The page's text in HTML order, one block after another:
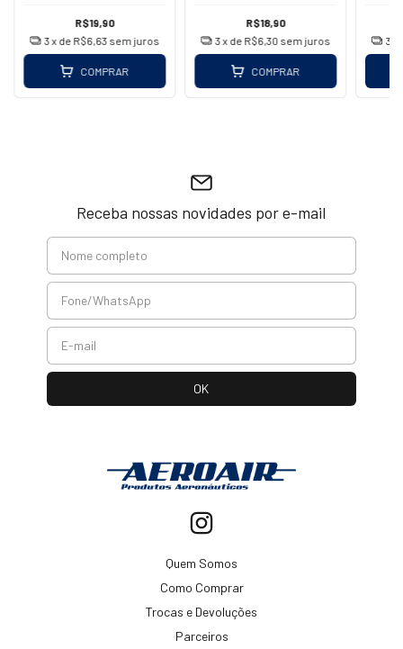
R$19,90
3x de R$6,63 sem juros
COMPRAR
R$18,90
3x de R$6,30 sem juros
COMPRAR
3
Receba nossas novidades por e-mail
Quem Somos
Como Comprar
Trocas e Devoluções
Parceiros